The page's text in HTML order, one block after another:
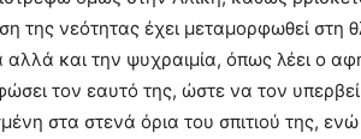
της νεότητας έχει μεταμορφωθεί στη
αλλά και την ψυχραιμία, όπως λέει ο
τον εαυτό της, ώστε να τον
στα στενά όρια του σπιτιού της,